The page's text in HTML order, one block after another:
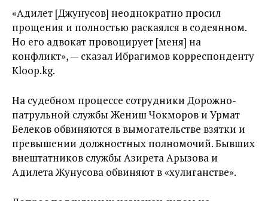
«Адилет [Джунусов] неоднократно просил
прощения и полностью раскаялся в содеянном.
Но его адвокат провоцирует [меня] на
конфликт», — сказал Ибрагимов корреспонденту
Kloop.kg.
На судебном процессе сотрудники Дорожно-
патрульной службы Жениш Чокморов и Урмат
Белеков обвиняются в вымогательстве взятки и
превышении должностных полномочий. Бывших
внештатников службы Азирета Арызова и
Адилета Жунусова обвиняют в «хулиганстве».